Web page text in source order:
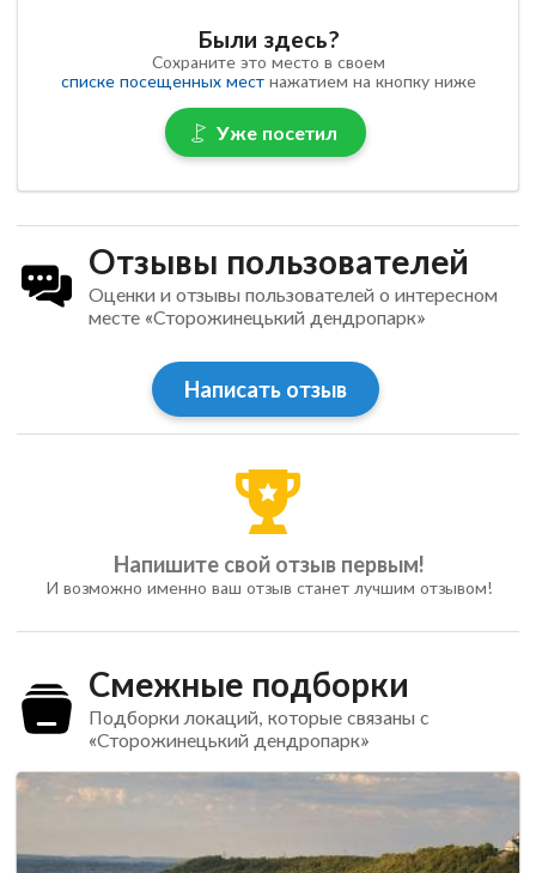
Были здесь?
Сохраните это место в своем
списке посещенных местнажатием на кнопку ниже
Уже посетил
Отзывы пользователей
Оценки и отзывы пользователей о интересном
месте «Сторожинецький дендропарк»
Написать отзыв
Напишите свой отзыв первым!
И возможно именно ваш отзыв станет лучшим отзывом!
Смежные подборки
Подборки локаций, которые связаны с
«Сторожинецький дендропарк»